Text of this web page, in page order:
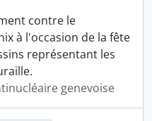
contre le
à l'occasion de la fête
représentant les
genevoise